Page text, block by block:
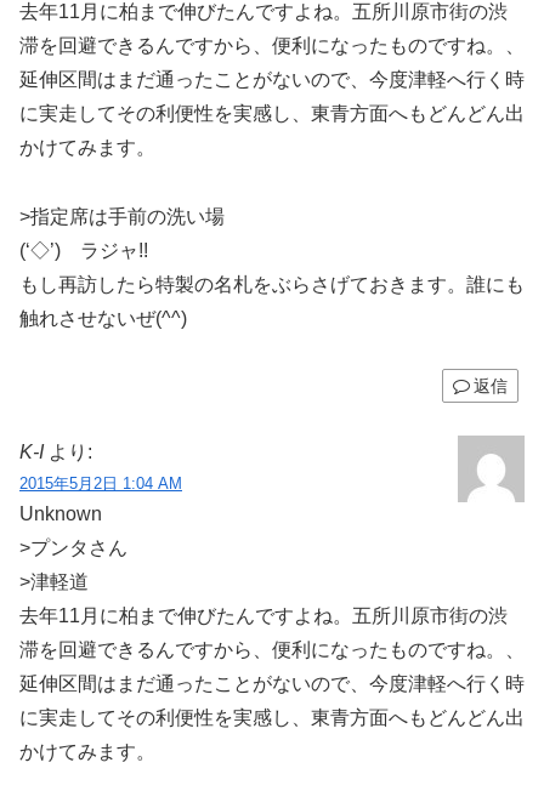
去年11月に柏まで伸びたんですよね。五所川原市街の渋
滞を回避できるんですから、便利になったものですね。、
延伸区間はまだ通ったことがないので、今度津軽へ行く時
に実走してその利便性を実感し、東青方面へもどんどん出
かけてみます。
>指定席は手前の洗い場
(‘◇’)ゞラジャ!!
もし再訪したら特製の名札をぶらさげておきます。誰にも
触れさせないぜ(^^)
返信
K-I より:
2015年5月2日 1:04 AM
Unknown
>プンタさん
>津軽道
去年11月に柏まで伸びたんですよね。五所川原市街の渋
滞を回避できるんですから、便利になったものですね。、
延伸区間はまだ通ったことがないので、今度津軽へ行く時
に実走してその利便性を実感し、東青方面へもどんどん出
かけてみます。